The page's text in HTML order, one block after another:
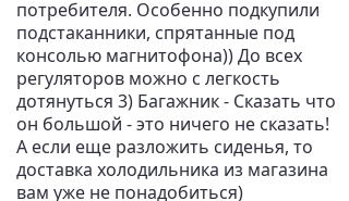
потребителя. Особенно подкупили
подстаканники, спрятанные под
консолью магнитофона)) До всех
регуляторов можно с легкость
дотянуться 3) Багажник - Сказать что
он большой - это ничего не сказать!
А если еще разложить сиденья, то
доставка холодильника из магазина
вам уже не понадобиться)